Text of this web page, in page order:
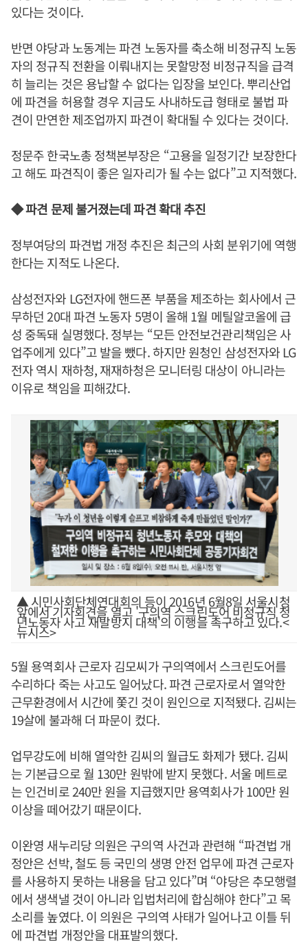
있다는 것이다.
반면 야당과 노동계는 파견 노동자를 축소해 비정규직 노동
자의 정규직 전환을 이뤄내지는 못할망정 비정규직을 급격
히 늘리는 것은 용납할 수 없다는 입장을 보인다. 뿌리산업
에 파견을 허용할 경우 지금도 사내하도급 형태로 불법 파
견이 만연한 제조업까지 파견이 확대될 수 있다는 것이다.
정문주 한국노총 정책본부장은 “고용을 일정기간 보장한다
고 해도 파견직이 좋은 일자리가 될 수는 없다”고 지적했다.
◆ 파견 문제 불거졌는데 파견 확대 추진
정부여당의 파견법 개정 추진은 최근의 사회 분위기에 역행
한다는 지적도 나온다.
삼성전자와 LG전자에 핸드폰 부품을 제조하는 회사에서 근
무하던 20대 파견 노동자 5명이 올해 1월 메틸알코올에 급
성 중독돼 실명했다. 정부는 “모든 안전보건관리책임은 사
업주에게 있다”고 발을 뺐다. 하지만 원청인 삼성전자와 LG
전자 역시 재하청, 재재하청은 모니터링 대상이 아니라는
이유로 책임을 피해갔다.
▲ 시민사회단체연대회의 등이 2016년 6월8일 서울시청
앞에서 기자회견을 열고 '구의역 스크린도어 비정규직 청
년노동자 사고 재발방지 대책'의 이행을 촉구하고 있다.<
뉴시스>
5월 용역회사 근로자 김모씨가 구의역에서 스크린도어를
수리하다 죽는 사고도 일어났다. 파견 근로자로서 열악한
근무환경에서 시간에 쫓긴 것이 원인으로 지적됐다. 김씨는
19살에 불과해 더 파문이 컸다.
업무강도에 비해 열악한 김씨의 월급도 화제가 됐다. 김씨
는 기본급으로 월 130만 원밖에 받지 못했다. 서울 메트로
는 인건비로 240만 원을 지급했지만 용역회사가 100만 원
이상을 떼어갔기 때문이다.
이완영 새누리당 의원은 구의역 사건과 관련해 “파견법 개
정안은 선박, 철도 등 국민의 생명 안전 업무에 파견 근로자
를 사용하지 못하는 내용을 담고 있다”며 “야당은 추모행렬
에서 생색낼 것이 아니라 입법처리에 합심해야 한다”고 목
소리를 높였다. 이 의원은 구의역 사태가 일어나고 이틀 뒤
에 파견법 개정안을 대표발의했다.